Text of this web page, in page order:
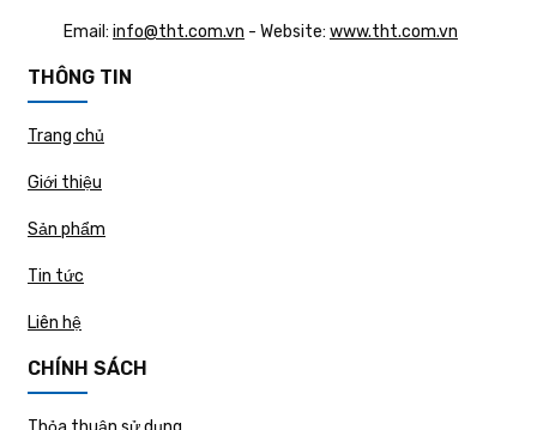
Email: info@tht.com.vn - Website: www.tht.com.vn
THÔNG TIN
Trang chủ
Giới thiệu
Sản phẩm
Tin tức
Liên hệ
CHÍNH SÁCH